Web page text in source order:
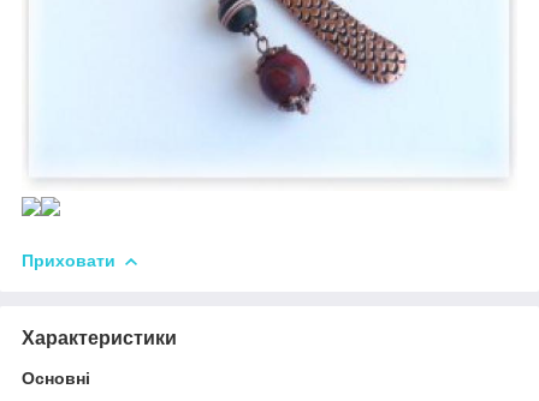
Приховати
Характеристики
Основні